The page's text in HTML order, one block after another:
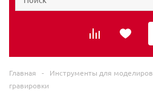
Главная - Инструменты для
гравировки